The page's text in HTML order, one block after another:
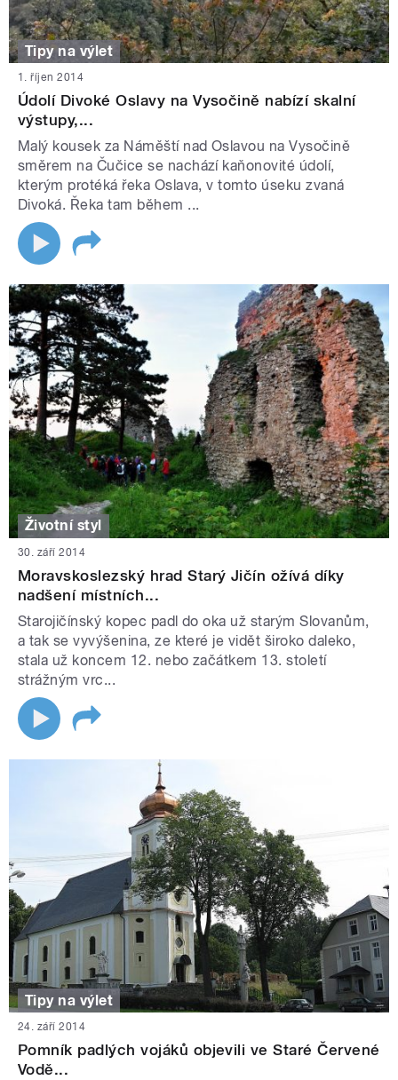
Tipy na výlet
1. říjen 2014
Údolí Divoké Oslavy na Vysočině nabízí skalní
výstupy,...
Malý kousek za Náměští nad Oslavou na Vysočině
směrem na Čučice se nachází kaňonovité údolí,
kterým protéká řeka Oslava, v tomto úseku zvaná
Divoká. Řeka tam během ...
Životní styl
30. září 2014
Moravskoslezský hrad Starý Jičín ožívá díky
nadšení místních...
Starojičínský kopec padl do oka už starým Slovanům,
a tak se vyvýšenina, ze které je vidět široko daleko,
stala už koncem 12. nebo začátkem 13. století
strážným vrc...
Tipy na výlet
24. září 2014
Pomník padlých vojáků objevili ve Staré Červené
Vodě...